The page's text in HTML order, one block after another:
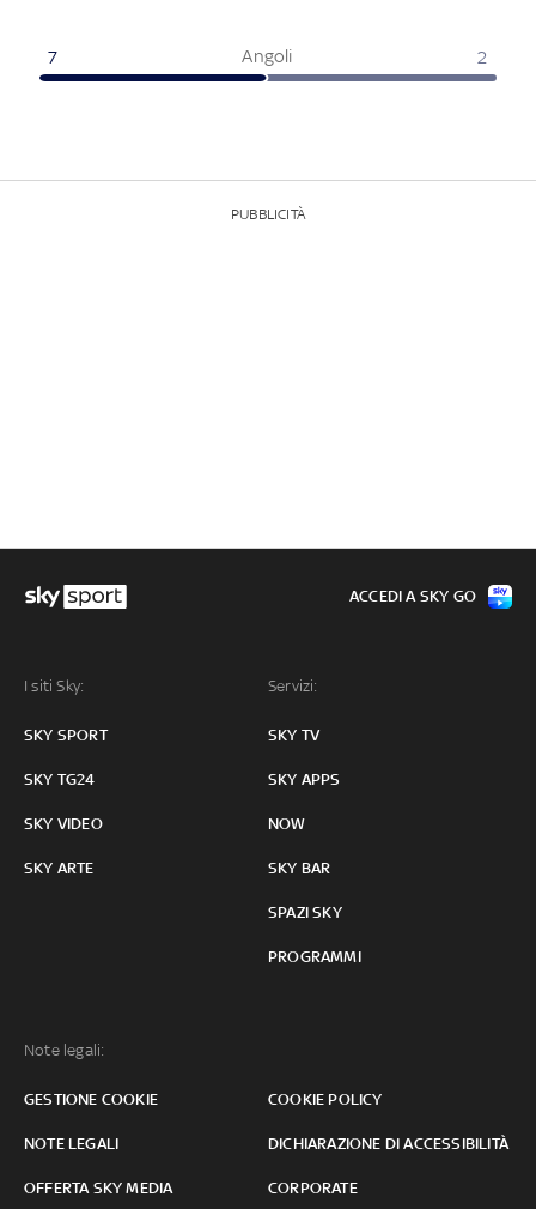
Angoli
7 2
PUBBLICITÀ
I siti Sky:
SKY SPORT
SKY TG24
SKY VIDEO
SKY ARTE
Servizi:
SKY TV
SKY APPS
NOW
SKY BAR
SPAZI SKY
PROGRAMMI
Note legali:
GESTIONE COOKIE COOKIE POLICY
NOTE LEGALI DICHIARAZIONE DI ACCESSIBILITÀ
OFFERTA SKY MEDIA CORPORATE
ACCEDI A SKY GO